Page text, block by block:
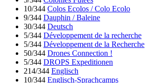
10/344 Colos Ecolos / Colo Ecolo
9/344 Dauphin / Baleine
30/344 Deutsch
5/344 Développement de la recherche
5/344 Développement de la Recherche
50/344 Drones Connection !
5/344 DROPS Expeditionen
214/344 Englisch
10/344 Englisch-Sprachcamps